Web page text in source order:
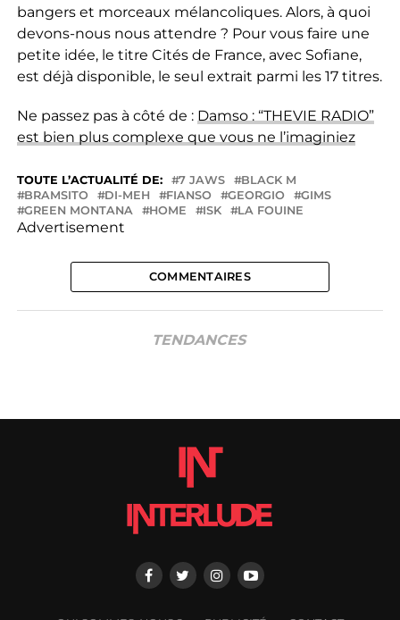
bangers et morceaux mélancoliques. Alors, à quoi
devons-nous nous attendre ? Pour vous faire une
petite idée, le titre Cités de France, avec Sofiane,
est déjà disponible, le seul extrait parmi les 17 titres.
Ne passez pas à côté de : Damso : “THEVIE RADIO”
est bien plus complexe que vous ne l’imaginiez
TOUTE L’ACTUALITÉ DE: 7 JAWS
BLACK M
BRAMSITO
DI-MEH FIANSO GEORGIO
GIMS
GREEN MONTANA
HOME ISK LA FOUINE
Advertisement
COMMENTAIRES
TENDANCES